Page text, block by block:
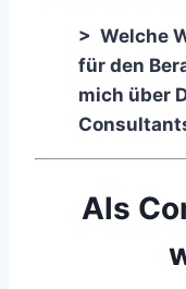
> Welche
für den
mich über
Als